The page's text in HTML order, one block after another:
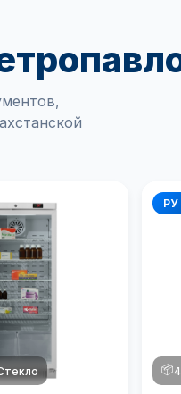
РУ
📦